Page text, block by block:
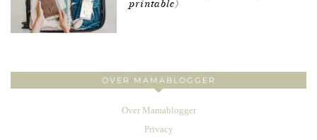
printable)
OVER MAMABLOGGER
Over Mamablogger
Privacy